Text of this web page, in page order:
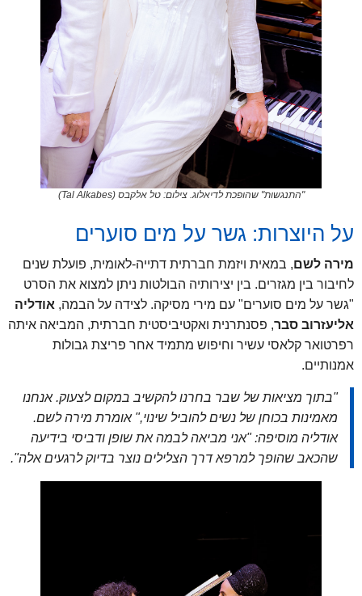
"התנגשות" שהופכת לדיאלוג. צילום: טל אלקבס (Tal Alkabes)
על היוצרות: גשר על מים סוערים
מירה לשם, במאית ויזמת חברתית דתייה-לאומית, פועלת שנים
לחיבור בין מגזרים. בין יצירותיה הבולטות ניתן למצוא את הסרט
"גשר על מים סוערים" עם מירי מסיקה. לצידה על הבמה, אודליה
אליעזרוב סבר, פסנתרנית ואקטיביסטית חברתית, המביאה איתה
רפרטואר קלאסי עשיר וחיפוש מתמיד אחר פריצת גבולות
אמנותיים.
"בתוך מציאות של שבר בחרנו להקשיב במקום לצעוק. אנחנו
מאמינות בכוחן של נשים להוביל שינוי," אומרת מירה לשם.
אודליה מוסיפה: "אני מביאה לבמה את שופן ודביסי בידיעה
שהכאב שהופך למרפא דרך הצלילים נוצר בדיוק לרגעים אלה".